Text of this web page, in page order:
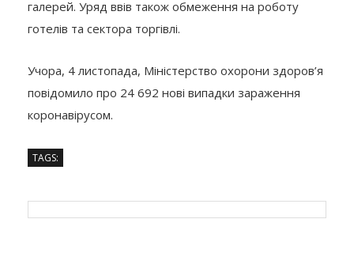
галерей. Уряд ввів також обмеження на роботу
готелів та сектора торгівлі.
Учора, 4 листопада, Міністерство охорони здоров’я
повідомило про 24 692 нові випадки зараження
коронавірусом.
TAGS: